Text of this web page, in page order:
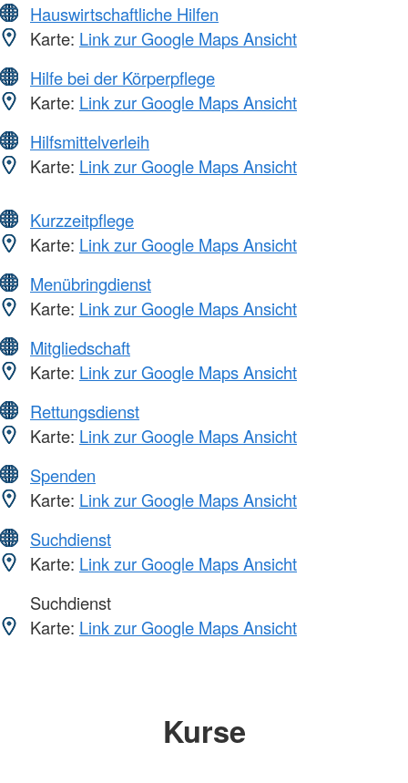
Hauswirtschaftliche Hilfen
Karte: Link zur Google Maps Ansicht
Hilfe bei der Körperpflege
Karte: Link zur Google Maps Ansicht
Hilfsmittelverleih
Karte: Link zur Google Maps Ansicht
Kurzzeitpflege
Karte: Link zur Google Maps Ansicht
Menübringdienst
Karte: Link zur Google Maps Ansicht
Mitgliedschaft
Karte: Link zur Google Maps Ansicht
Rettungsdienst
Karte: Link zur Google Maps Ansicht
Spenden
Karte: Link zur Google Maps Ansicht
Suchdienst
Karte: Link zur Google Maps Ansicht
Suchdienst
Karte: Link zur Google Maps Ansicht
Kurse